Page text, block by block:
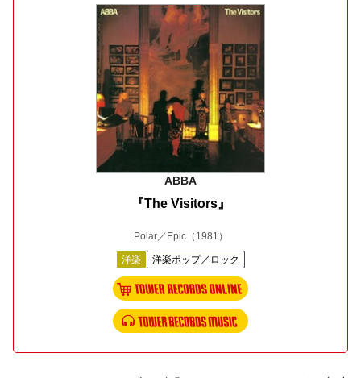
ABBA
『The Visitors』
Polar／Epic（1981）
洋楽 洋楽ポップ／ロック